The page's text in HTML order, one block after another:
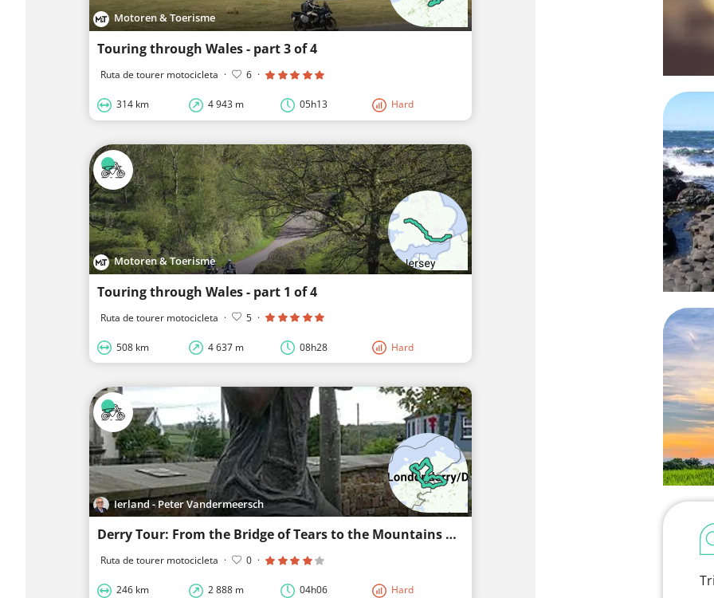
Motoren & Toerisme
Touring through Wales - part 3 of 4
Ruta de tourer motocicleta · 6 ·
314 km 4 943 m 05h13 Hard
Motoren & Toerisme
Touring through Wales - part 1 of 4
Ruta de tourer motocicleta · 5 ·
508 km 4 637 m 08h28 Hard
Ierland - Peter Vandermeersch
Derry Tour: From the Bridge of Tears to the Mountains of Gold
Ruta de tourer motocicleta · 0 ·
246 km 2 888 m 04h06 Hard